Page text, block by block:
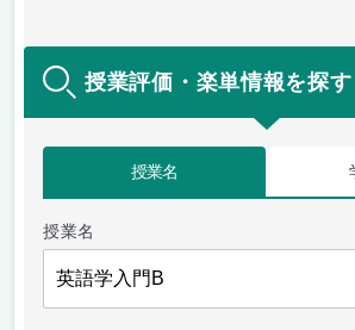
授業評価・楽単情報を探す
授業名
授業名